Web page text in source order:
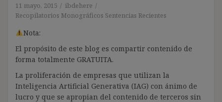
11 mayo, 2015
ibdehere
Recopilatorios Monográficos Sentencias Recientes
Nota:
El propósito de este blog es compartir contenido de
forma totalmente GRATUITA.
La proliferación de empresas que utilizan la
Inteligencia Artificial Generativa (IAG) con ánimo de
lucro y que se apropian del contenido de terceros sin